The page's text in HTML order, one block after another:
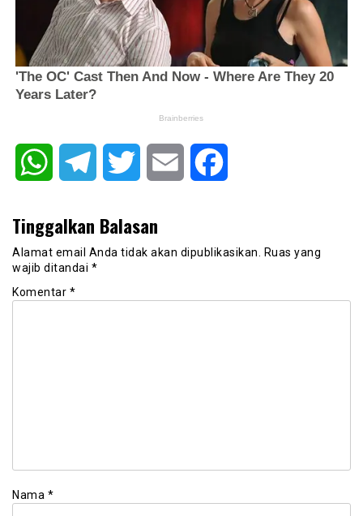
WhatsAppTelegram Twitter Email
Tinggalkan Balasan
Alamat email Anda tidak akan dipublikasikan.
Ruas yang
wajib ditandai *
Komentar *
Nama *